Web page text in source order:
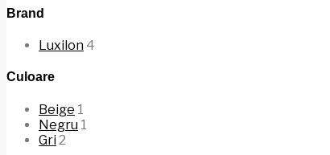
Brand
Luxilon 4
Culoare
Beige 1
Negru 1
Gri2